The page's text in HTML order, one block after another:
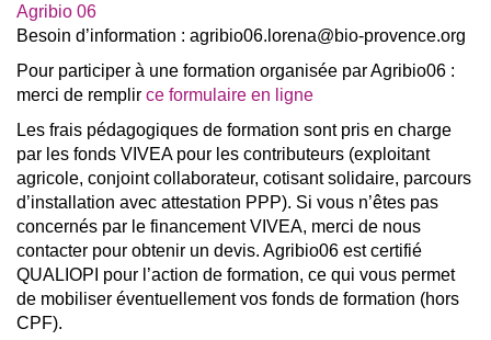
Voirla liste des prochaines formations organisées par
Agribio 06
Pour participer à une formation organisée par Agribio06 :
Les frais pédagogiques de formation sont pris en charge
par les fonds VIVEA pour les contributeurs (exploitant
agricole, conjoint collaborateur, cotisant solidaire, parcours
d’installation avec attestation PPP). Si vous n’êtes pas
concernés par le financement VIVEA, merci de nous
contacter pour obtenir un devis. Agribio06 est certifié
QUALIOPI pour l’action de formation, ce qui vous permet
de mobiliser éventuellement vos fonds de formation (hors